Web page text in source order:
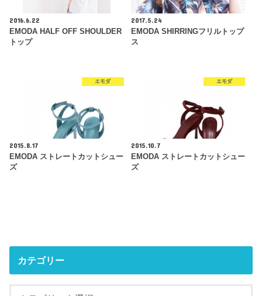
2016.6.22
EMODA HALF OFF SHOULDER
トップ
2017.5.24
EMODA SHIRRINGフリルトップ
ス
エモダ
2015.8.17
EMODA ストレートカットシュー
ズ
エモダ
2015.10.7
EMODA ストレートカットシュー
ズ
カテゴリー